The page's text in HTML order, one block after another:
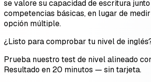
se valore su capacidad de escritura
competencias básicas, en lugar de
opción múltiple.
¿Listo para comprobar tu nivel de
Prueba nuestro test de nivel alineado
Resultado en 20 minutos — sin tarjeta.